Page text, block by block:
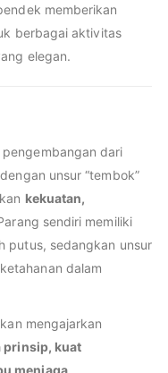
memberikan
berbagai aktivitas
elegan.
dari
unsur “tembok”
kekuatan,
sendiri memiliki
putus, sedangkan unsur
dalam
mengajarkan
prinsip, kuat
menjaga